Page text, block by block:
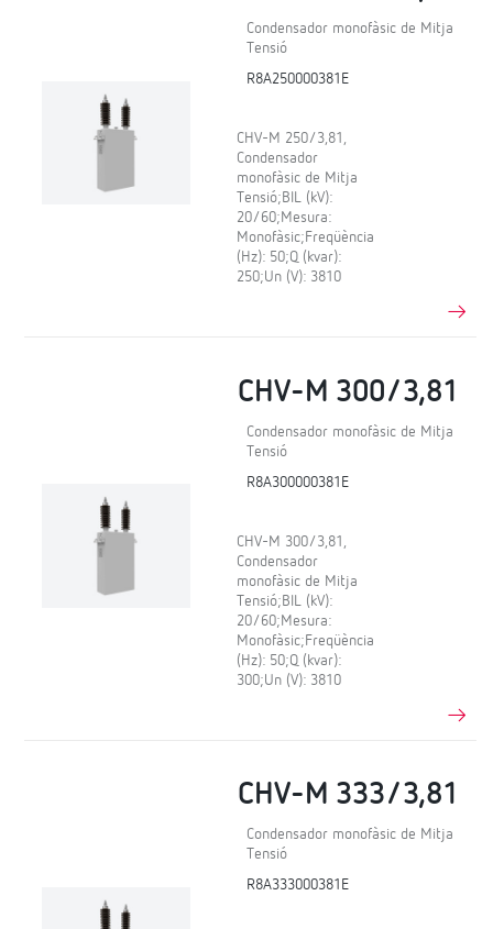
Condensador monofàsic de Mitja
Tensió
R8A250000381E
CHV-M 250/3,81,
Condensador
monofàsic de Mitja
Tensió;BIL (kV):
20/60;Mesura:
Monofàsic;Freqüència
(Hz): 50;Q (kvar):
250;Un (V): 3810
CHV-M 300/3,81
Condensador monofàsic de Mitja
Tensió
R8A300000381E
CHV-M 300/3,81,
Condensador
monofàsic de Mitja
Tensió;BIL (kV):
20/60;Mesura:
Monofàsic;Freqüència
(Hz): 50;Q (kvar):
300;Un (V): 3810
CHV-M 333/3,81
Condensador monofàsic de Mitja
Tensió
R8A333000381E